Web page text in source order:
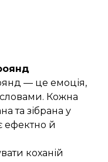
— це емоція,
Кожна
та зібрана у
ефектно й
коханій